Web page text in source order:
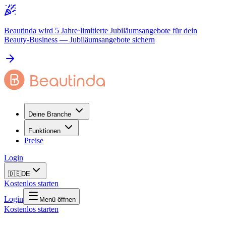
Beautinda wird 5 Jahre·limitierte Jubiläumsangebote für dein
Beauty-Business — Jubiläumsangebote sichern
Deine Branche
Funktionen
Preise
Login
🇩🇪DE
Kostenlos starten
Login
Menü öffnen
Kostenlos starten